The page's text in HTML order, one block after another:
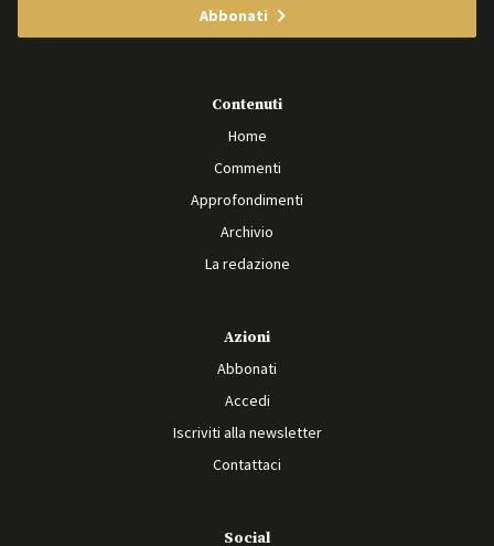
Abbonati
Contenuti
Home
Commenti
Approfondimenti
Archivio
La redazione
Azioni
Abbonati
Accedi
Iscriviti alla newsletter
Contattaci
Social